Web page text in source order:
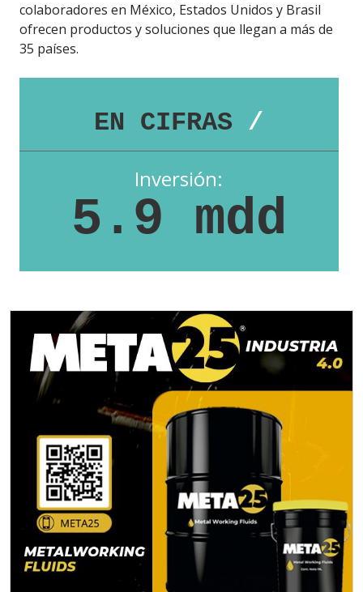
colaboradores en México, Estados Unidos y Brasil
ofrecen productos y soluciones que llegan a más de
35 países.
EN CIFRAS /
Inversión:
5.9 mdd